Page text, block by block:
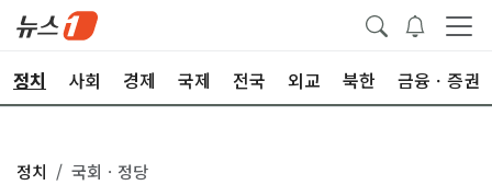
정치 사회 경제 국제 전국 외교 북한 금융ㆍ증권
정치 국회ㆍ정당